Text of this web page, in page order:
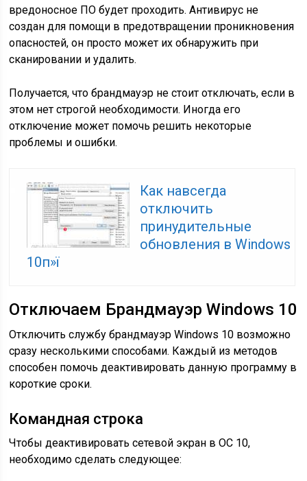
вредоносное ПО будет проходить. Антивирус не
создан для помощи в предотвращении проникновения
опасностей, он просто может их обнаружить при
сканировании и удалить.
Получается, что брандмауэр не стоит отключать, если в
этом нет строгой необходимости. Иногда его
отключение может помочь решить некоторые
проблемы и ошибки.
Как навсегда
отключить
принудительные
обновления в Windows
10п»ї
Отключаем Брандмауэр Windows 10
Отключить службу брандмауэр Windows 10 возможно
сразу несколькими способами. Каждый из методов
способен помочь деактивировать данную программу в
короткие сроки.
Командная строка
Чтобы деактивировать сетевой экран в OC 10,
необходимо сделать следующее: